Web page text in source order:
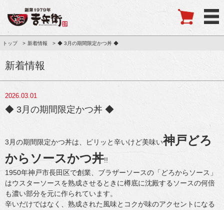
トップ 新着情報 ◆ 3月の期間限定かつ丼 ◆
新着情報
2026.03.01
◆ 3月の期間限定かつ丼 ◆
3月の期間限定かつ丼は、ピリッと辛いけど美味い神戸どろ
からソースかつ丼!!
1950年神戸市長田区で創業、ブラザーソースの「どろからソース」
はウスターソースを熟成させるときに樽底に沈殿するソースの何倍
も濃い部分を元に作られています。
辛いだけではなく、熟成された風味とコクが味のアクセントになる